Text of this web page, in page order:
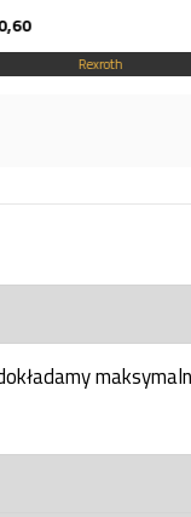
Rexroth